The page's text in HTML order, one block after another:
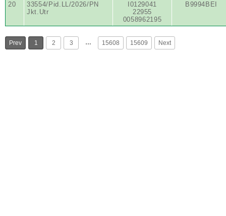
20
33554/Pid.LL/2026/PN
Jkt.Utr
I0129041
22955
0058962195
B9994BEI
Prev 1 2 3 … 15608 15609 Next